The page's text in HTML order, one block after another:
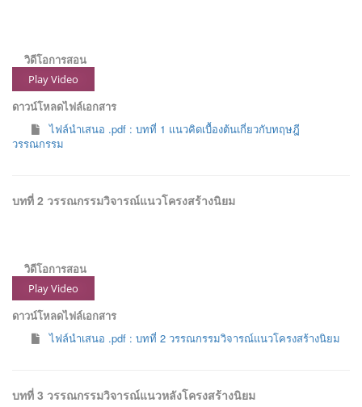
วิดีโอการสอน
Play Video
ดาวน์โหลดไฟล์เอกสาร
ไฟล์นำเสนอ .pdf : บทที่ 1 แนวคิดเบื้องต้นเกี่ยวกับทฤษฎี
วรรณกรรม
บทที่ 2 วรรณกรรมวิจารณ์แนวโครงสร้างนิยม
วิดีโอการสอน
Play Video
ดาวน์โหลดไฟล์เอกสาร
ไฟล์นำเสนอ .pdf : บทที่ 2 วรรณกรรมวิจารณ์แนวโครงสร้างนิยม
บทที่ 3 วรรณกรรมวิจารณ์แนวหลังโครงสร้างนิยม